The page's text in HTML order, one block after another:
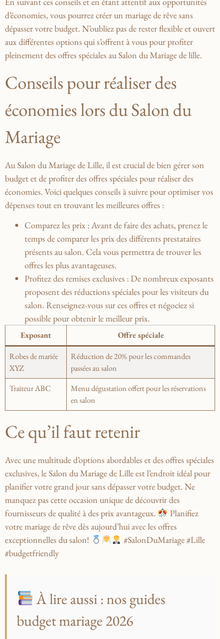
d’économies,⁤ vous ​pourrez créer un mariage de rêve ​sans
dépasser votre ‌budget. N’oubliez pas⁣ de rester‌ flexible et ouvert
aux ‍différentes options⁣ qui⁢ s’offrent à vous pour profiter
pleinement des offres ⁣spéciales au Salon du Mariage de ⁤lille.
Conseils⁤ pour réaliser des‍
économies lors‍ du ​Salon du
Mariage
Au Salon ⁤du ⁣Mariage de Lille, il est crucial de bien gérer son
budget et de profiter des‌ offres spéciales pour ‍réaliser ⁣des
⁣économies. ‍Voici‍ quelques⁢ conseils à ‍suivre pour optimiser vos
dépenses tout en trouvant les meilleures offres :
Comparez les prix :Avant de faire des achats, ​prenez le
⁣temps de comparer les ⁢prix des différents prestataires
⁤présents ⁣au salon. Cela vous permettra de trouver les
offres les plus avantageuses.
Profitez des remises exclusives :De⁢ nombreux exposants
proposent ⁣des ⁤réductions spéciales pour les visiteurs du
salon. Renseignez-vous sur ⁣ces offres‌ et négociez ⁤si
possible pour obtenir‍ le meilleur prix.
Exposant Offre spéciale
Robes ‌de mariée
XYZ
Réduction de 20% ​pour les⁣ commandes
passées au ⁣salon
Traiteur ABC
Menu dégustation offert⁣ pour les réservations
en⁢ salon
Ce qu’il faut retenir
Avec une multitude d’options abordables et des ⁤offres spéciales​
exclusives, ⁤le Salon du Mariage⁤ de Lille est l’endroit idéal pour
planifier votre grand jour sans ‌dépasser ⁢votre budget. Ne
manquez pas cette ​occasion⁤ unique de découvrir des
fournisseurs ​de qualité à des prix avantageux.
Planifiez‍
votre mariage de rêve dès⁣ aujourd’hui⁢ avec les offres
‍exceptionnelles du salon!‌
#SalonDuMariage #Lille
#budgetfriendly
À lire aussi : nos guides
budget mariage 2026